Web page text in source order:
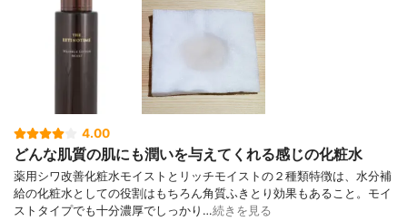
4.00
どんな肌質の肌にも潤いを与えてくれる感じの化粧水
薬用シワ改善化粧水モイストとリッチモイストの２種類特徴は、水分補
給の化粧水としての役割はもちろん角質ふきとり効果もあること。モイ
ストタイプでも十分濃厚でしっかり…続きを見る